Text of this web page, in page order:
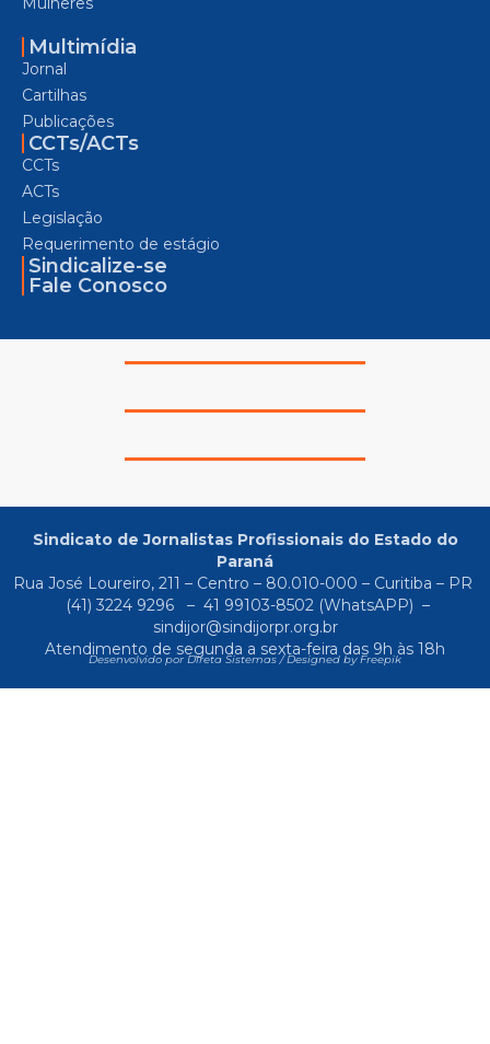
Multimídia
Jornal
Cartilhas
Publicações
CCTs/ACTs
CCTs
ACTs
Legislação
Requerimento de estágio
Sindicalize-se
Fale Conosco
Sindicato de Jornalistas Profissionais do Estado do
Paraná
Rua José Loureiro, 211 – Centro – 80.010-000 – Curitiba – PR
(41) 3224 9296
– 41 99103-8502(WhatsAPP) –
sindijor@sindijorpr.org.br
Atendimento de segunda a sexta-feira das 9h às 18h
Desenvolvido por Direta Sistemas /Designed by Freepik